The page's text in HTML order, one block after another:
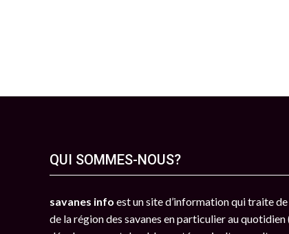
QUI SOMMES-NOUS?
savanes info est un site d’information qui traite
de la région des savanes en particulier au